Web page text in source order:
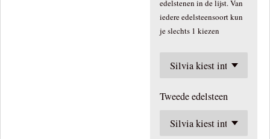
edelstenen in de lijst. Van
iedere edelsteensoort kun
je slechts 1 kiezen
Tweede edelsteen